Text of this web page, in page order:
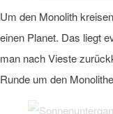
Um den Monolith
einen Planet. Das liegt
man nach Vieste
Runde um den